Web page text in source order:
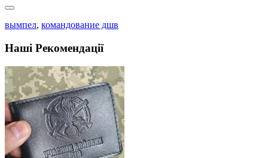
вымпел, командование дшв
Наші Рекомендації